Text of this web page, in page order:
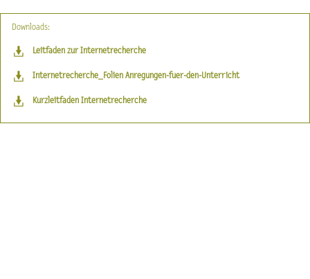
Downloads:
Leitfaden zur Internetrecherche
Internetrecherche_Folien Anregungen-fuer-den-Unterricht
Kurzleitfaden Internetrecherche